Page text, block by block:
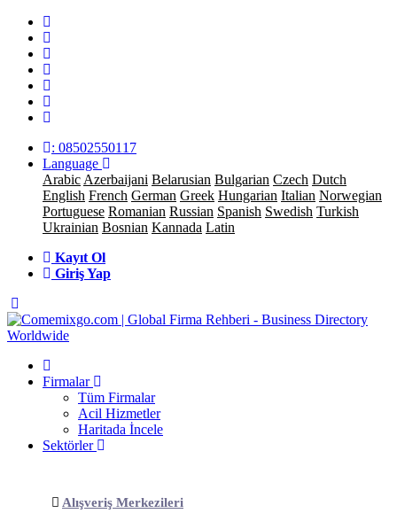
: 08502550117
Language
Arabic Azerbaijani Belarusian Bulgarian Czech Dutch
English French German Greek Hungarian Italian Norwegian
Portuguese Romanian Russian Spanish Swedish Turkish
Ukrainian Bosnian Kannada Latin
Kayıt Ol
Giriş Yap
Firmalar
Tüm Firmalar
Acil Hizmetler
Haritada İncele
Sektörler
Alışveriş Merkezileri